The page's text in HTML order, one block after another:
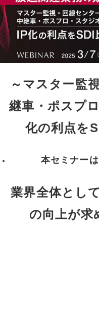
～マスター監
継車・ポスプ
化の利点を
本セミナー
業界全体とし
の向上が求